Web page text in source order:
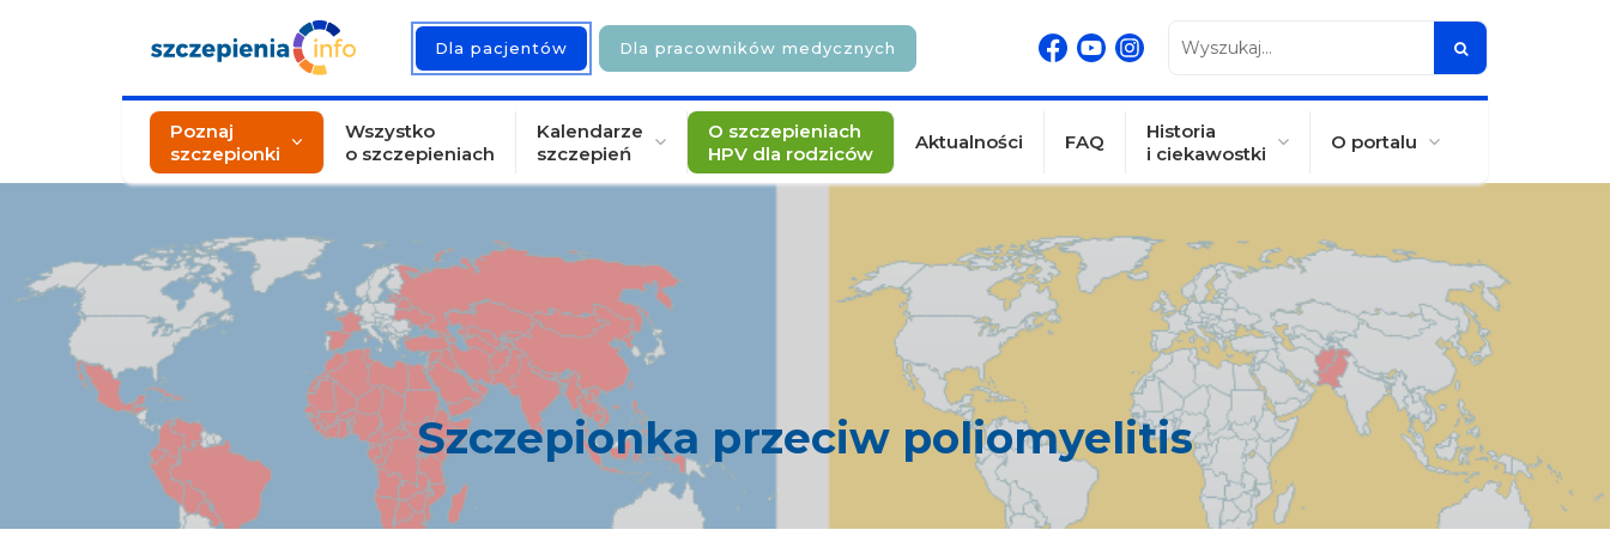
Dla pacjentów Dla pracowników medycznych
Poznaj
szczepionki
Wszystko
o szczepieniach
Kalendarze
szczepień
O szczepieniach
HPV dla rodziców
Aktualności FAQ
Historia
i ciekawostki
O portalu
Szczepionka przeciw poliomyelitis